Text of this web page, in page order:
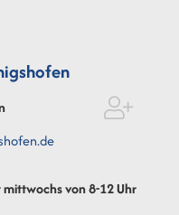
von 8-12 Uhr